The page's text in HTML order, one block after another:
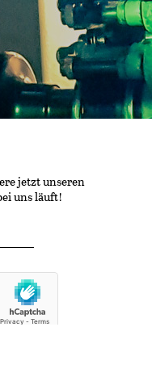
jetzt unseren
uns läuft!